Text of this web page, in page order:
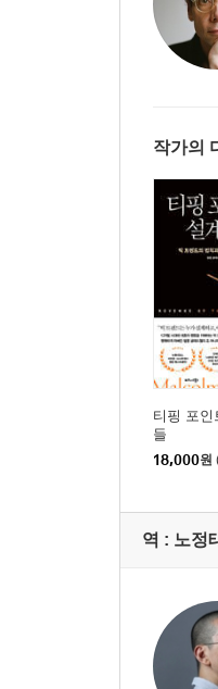
4장 랭건과
“장기간의
랭건의 비
5장 조셉 플
“메리는 25센
지독한 가
그리고 기회
사업이야” |
2부: 유산
6장 켄터키
“네 형처럼
두 집안 사
7장 비행기
그해 여름,
비상사태
| 세 가지 요
작가의
티핑 포인
들
18,000원
역 : 노정